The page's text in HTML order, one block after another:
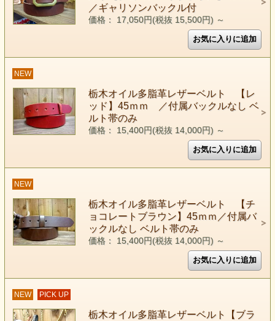
／ギャリソンバックル付
価格： 17,050円(税抜 15,500円) ～
NEW
栃木オイル多脂革レザーベルト 【レ
ッド】45ｍｍ ／付属バックルなし ベ
ルト帯のみ
価格： 15,400円(税抜 14,000円) ～
NEW
栃木オイル多脂革レザーベルト 【チ
ョコレートブラウン】45ｍｍ／付属バ
ックルなし ベルト帯のみ
価格： 15,400円(税抜 14,000円) ～
NEW PICK UP
栃木オイル多脂革レザーベルト【ブラ